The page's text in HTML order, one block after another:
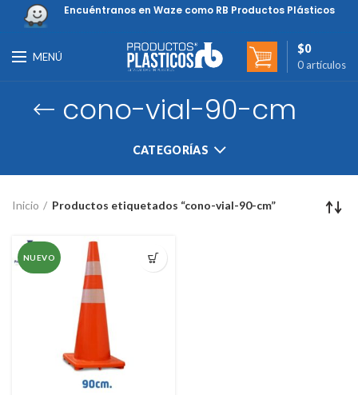
Encuéntranos en Waze como RB Productos Plásticos
MENÚ
0 artículos
$0
cono-vial-90-cm
CATEGORÍAS
Inicio Productos etiquetados “cono-vial-90-cm”
NUEVO